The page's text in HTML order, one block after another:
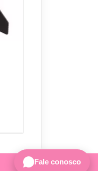
Fale conosco